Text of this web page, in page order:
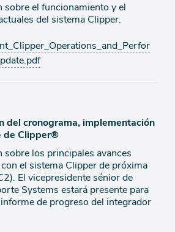
sobre el funcionamiento y el
del sistema Clipper.
del cronograma, implementación
de Clipper®
sobre los principales avances
el sistema Clipper de próxima
El vicepresidente sénior de
Systems estará presente para
de progreso del integrador